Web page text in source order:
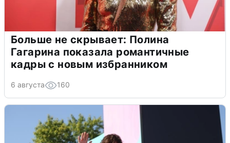
Больше не скрывает: Полина
Гагарина показала романтичные
кадры с новым избранником
6 августа 160